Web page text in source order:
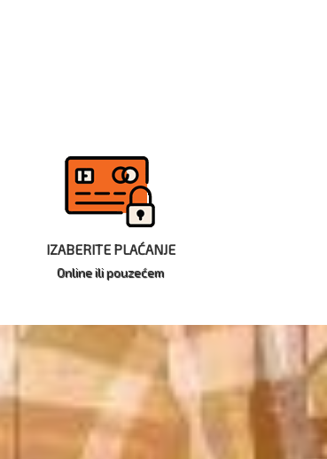
IZABERITE PLAĆANJE
Online ili pouzećem